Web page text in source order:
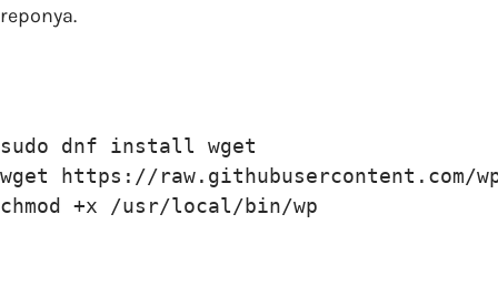
reponya.
sudo dnf install wget
wget https://
chmod +x /usr/local/bin/wp